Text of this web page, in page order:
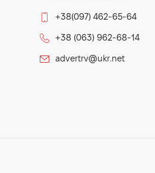
+38(097) 462-65-64
+38 (063) 962-68-14
advertrv@ukr.net